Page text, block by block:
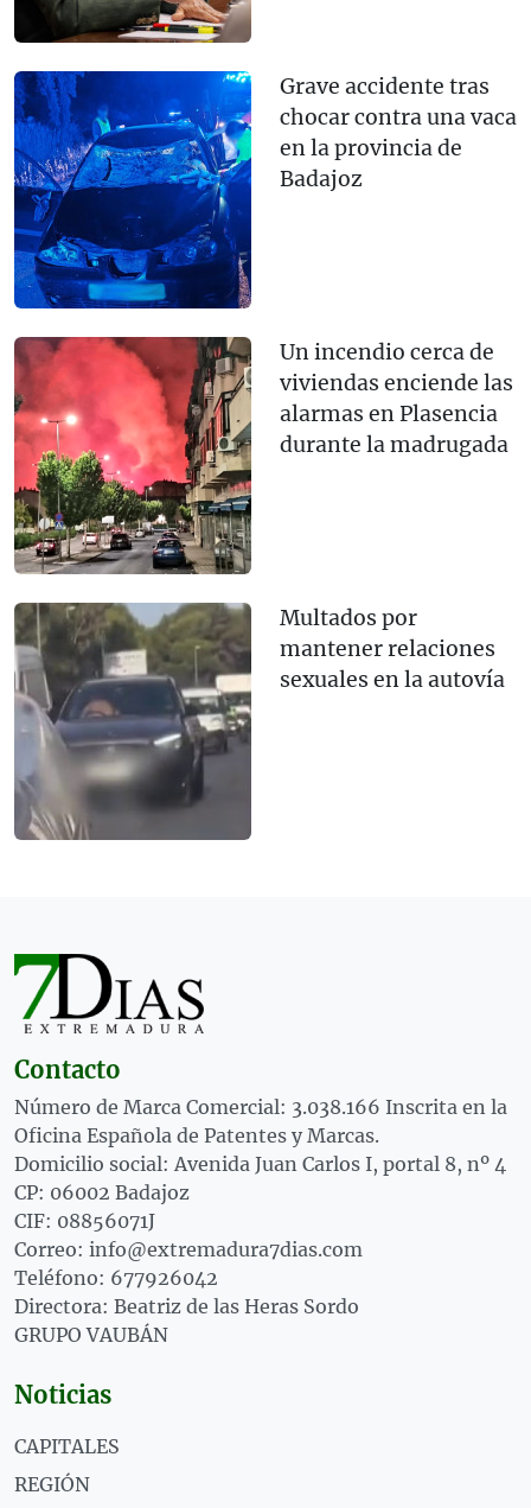
Grave accidente tras
chocar contra una vaca
en la provincia de
Badajoz
Un incendio cerca de
viviendas enciende las
alarmas en Plasencia
durante la madrugada
Multados por
mantener relaciones
sexuales en la autovía
Contacto
Número de Marca Comercial: 3.038.166 Inscrita en la
Oficina Española de Patentes y Marcas.
Domicilio social: Avenida Juan Carlos I, portal 8, nº 4
CP: 06002 Badajoz
CIF: 08856071J
Correo: info@extremadura7dias.com
Teléfono: 677926042
Directora: Beatriz de las Heras Sordo
GRUPO VAUBÁN
Noticias
CAPITALES
REGIÓN